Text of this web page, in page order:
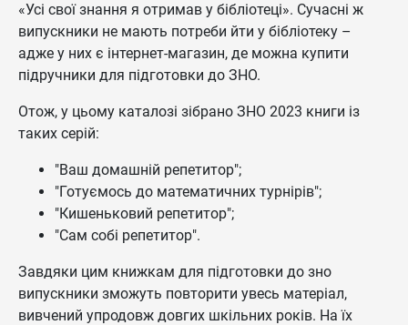
«Усі свої знання я отримав у бібліотеці». Сучасні ж
випускники не мають потреби йти у бібліотеку –
адже у них є інтернет-магазин, де можна купити
підручники для підготовки до ЗНО.
Отож, у цьому каталозі зібрано ЗНО 2023 книги із
таких серій:
"Ваш домашній репетитор";
"Готуємось до математичних турнірів";
"Кишеньковий репетитор";
"Сам собі репетитор".
Завдяки цим книжкам для підготовки до зно
випускники зможуть повторити увесь матеріал,
вивчений упродовж довгих шкільних років. На їх